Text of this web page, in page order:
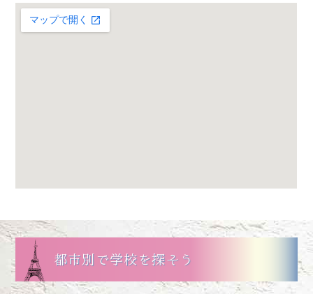
都市別で学校を探そう